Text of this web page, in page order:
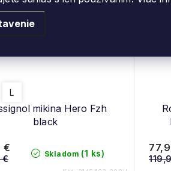
mikina Hero Fzh
black
L
Skladom (1 ks)
€
€